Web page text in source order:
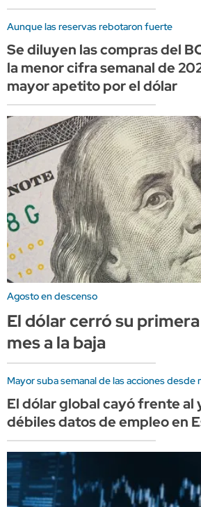
Aunque las reservas rebotaron fuerte
Se diluyen las compras del
la menor cifra semanal de
mayor apetito por el dólar
Agosto en descenso
El dólar cerró su
mes a la baja
Mayor suba semanal de las acciones desde
El dólar global cayó frente al
débiles datos de empleo en